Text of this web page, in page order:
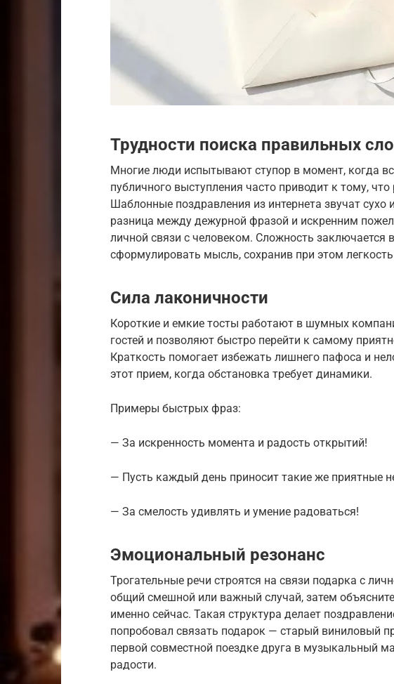
Трудности поиска правильных
Многие люди испытывают ступор в момент, когда
публичного выступления часто приводит к тому,
Шаблонные поздравления из интернета звучат сухо
разница между дежурной фразой и искренним
личной связи с человеком. Сложность заключается
сформулировать мысль, сохранив при этом легкость
Сила лаконичности
Короткие и емкие тосты работают в шумных
гостей и позволяют быстро перейти к самому
Краткость помогает избежать лишнего пафоса и
этот прием, когда обстановка требует динамики.
Примеры быстрых фраз:
— За искренность момента и радость открытий!
— Пусть каждый день приносит такие же приятные
— За смелость удивлять и умение радоваться!
Эмоциональный резонанс
Трогательные речи строятся на связи подарка с
общий смешной или важный случай, затем
именно сейчас. Такая структура делает
попробовал связать подарок — старый виниловый
первой совместной поездке друга в музыкальный
радости.